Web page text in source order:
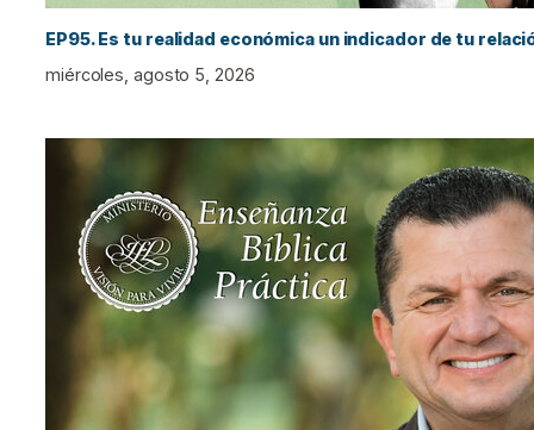
EP95. Es tu realidad económica un indicador de tu
miércoles, agosto 5, 2026